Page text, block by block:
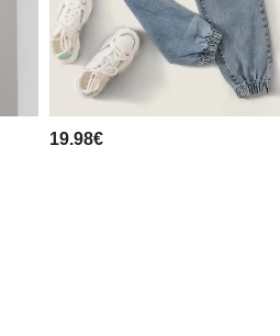
19.98€